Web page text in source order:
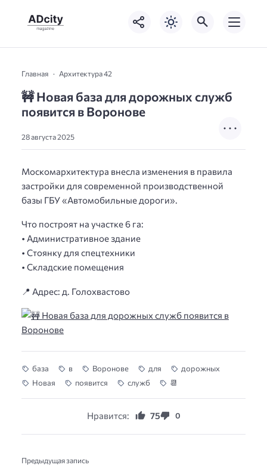
Главная Архитектура 42
🚧 Новая база для дорожных служб
появится в Воронове
28 августа 2025
Москомархитектура внесла изменения в правила
застройки для современной производственной
базы ГБУ «Автомобильные дороги».
Что построят на участке 6 га:
• Административное здание
• Стоянку для спецтехники
• Складские помещения
📍 Адрес: д. Голохвастово
база в Воронове для
дорожных
Новая
появится служб 📆
Нравится: 75 0
Предыдущая запись